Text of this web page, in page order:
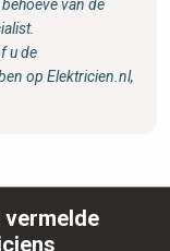
van de
u de
op Elektricien.nl,
vermelde